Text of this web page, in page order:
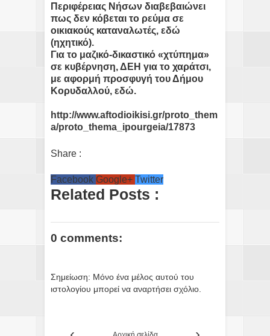
Περιφέρειας Νήσων διαβεβαιώνει
πως δεν κόβεται το ρεύμα σε
οικιακούς καταναλωτές, εδώ
(ηχητικό).
Για το μαζικό-δικαστικό «χτύπημα»
σε κυβέρνηση, ΔΕΗ για το χαράτσι,
με αφορμή προσφυγή του Δήμου
Κορυδαλλού, εδώ.
http://www.aftodioikisi.gr/proto_them
a/proto_thema_ipourgeia/17873
Share :
Facebook Google+ Twitter
Related Posts :
0 comments:
Σημείωση: Μόνο ένα μέλος αυτού του
ιστολογίου μπορεί να αναρτήσει σχόλιο.